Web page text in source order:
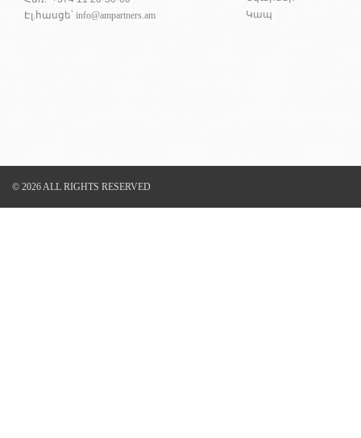
Էլ.հասցե՝ info@ampartners.am
Կապ
© 2026 ALL RIGHTS RESERVED